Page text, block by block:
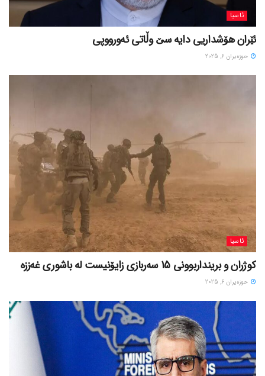
ئاسیا
ئێران هۆشداریی دایە سێ وڵاتی ئەورووپی
حوزه‌یران 6, 2025
ئاسیا
کوژران و برینداربوونی 15 سەربازی زایۆنیست لە باشوری غەززە
حوزه‌یران 6, 2025